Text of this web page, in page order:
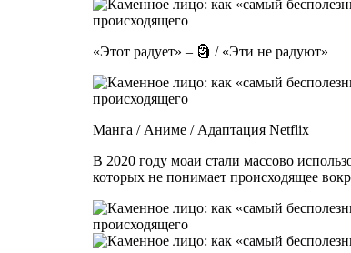
«Этот радует» – 🗿 / «Эти не радуют»
Манга / Аниме / Адаптация Netflix
В 2020 году моаи стали массово
которых не понимает происходящее